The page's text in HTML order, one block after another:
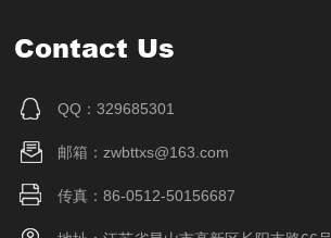
Contact Us
QQ：329685301
邮箱：zwbttxs@163.com
传真：86-0512-50156687